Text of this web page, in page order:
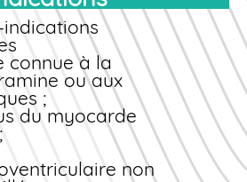
médicament
en
peut être
et nécessite
en
avec
cardiaque
connue à la
ou aux
;
du myocarde
non